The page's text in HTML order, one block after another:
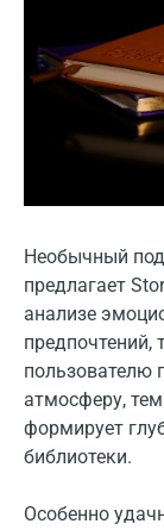
Необычный
предлагает
анализе
предпочтений,
пользователю
атмосферу,
формирует
библиотеки.
Особенно